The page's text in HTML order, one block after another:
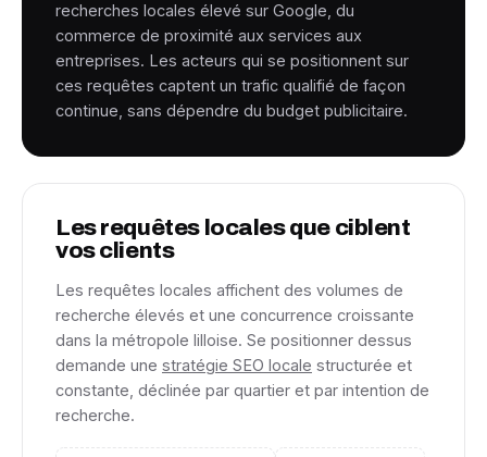
recherches locales élevé sur Google, du
commerce de proximité aux services aux
entreprises. Les acteurs qui se positionnent sur
ces requêtes captent un trafic qualifié de façon
continue, sans dépendre du budget publicitaire.
Les requêtes locales que ciblent
vos clients
Les requêtes locales affichent des volumes de
recherche élevés et une concurrence croissante
dans la métropole lilloise. Se positionner dessus
demande une stratégie SEO locale structurée et
constante, déclinée par quartier et par intention de
recherche.